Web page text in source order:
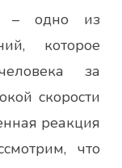
– одно из
которое
за
скорости
реакция
что